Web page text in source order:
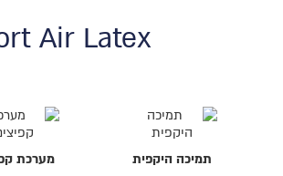
Air Latex
תמיכה היקפית
מערכת